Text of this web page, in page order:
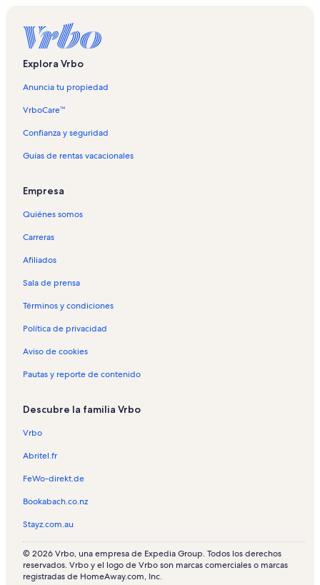
Explora Vrbo
Anuncia tu propiedad
VrboCare™
Confianza y seguridad
Guías de rentas vacacionales
Empresa
Quiénes somos
Carreras
Afiliados
Sala de prensa
Términos y condiciones
Política de privacidad
Aviso de cookies
Pautas y reporte de contenido
Descubre la familia Vrbo
Vrbo
Abritel.fr
FeWo-direkt.de
Bookabach.co.nz
Stayz.com.au
© 2026 Vrbo, una empresa de Expedia Group. Todos los derechos
reservados. Vrbo y el logo de Vrbo son marcas comerciales o marcas
registradas de HomeAway.com, Inc.